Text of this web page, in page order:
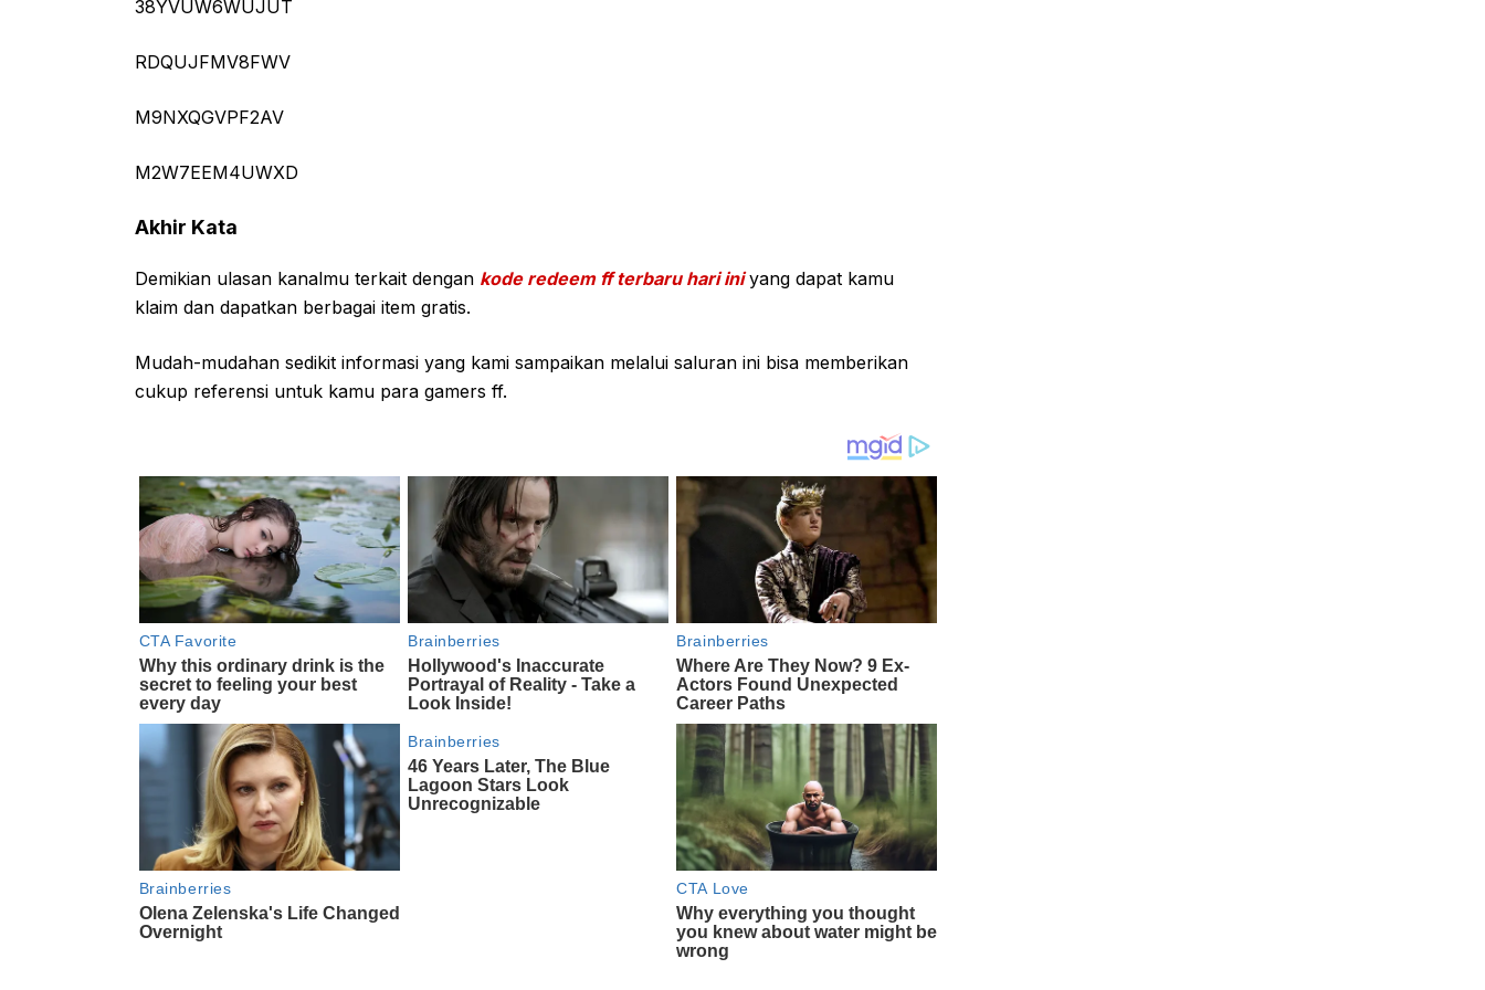
38YVUW6WUJUT
RDQUJFMV8FWV
M9NXQGVPF2AV
M2W7EEM4UWXD
Akhir Kata
Demikian ulasan kanalmu terkait dengan kode redeem ff terbaru hari iniyang dapat kamu
klaim dan dapatkan berbagai item gratis.
Mudah-mudahan sedikit informasi yang kami sampaikan melalui saluran ini bisa memberikan
cukup referensi untuk kamu para gamers ff.